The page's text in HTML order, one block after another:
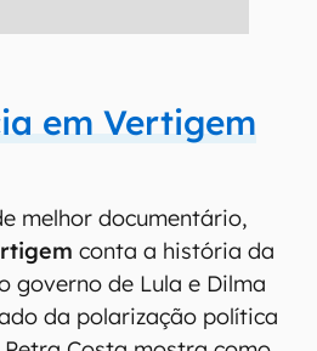
em Vertigem
melhor documentário,
conta a história da
governo de Lula e Dilma
da polarização política